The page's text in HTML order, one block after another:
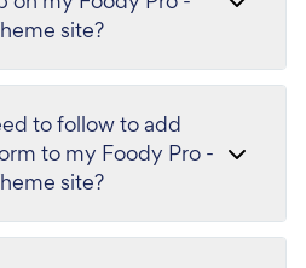
site?
to follow to add
to my Foody Pro -
site?